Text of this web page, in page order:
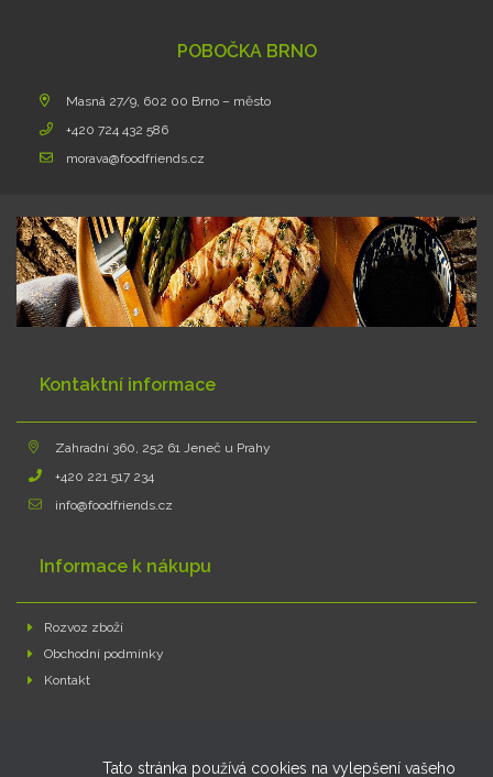
POBOČKA BRNO
Masná 27/9, 602 00 Brno – město
+420 724 432 586
morava@foodfriends.cz
Kontaktní informace
Zahradní 360, 252 61 Jeneč u Prahy
+420 221 517 234
info@foodfriends.cz
Informace k nákupu
Rozvoz zboží
Obchodní podmínky
Kontakt
Tato stránka používá cookies na vylepšení vašeho